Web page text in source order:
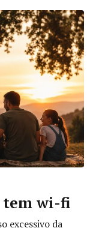
tem wi-fi
excessivo da